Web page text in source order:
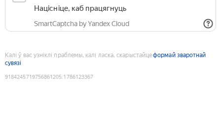
Націсніце, каб працягнуць
SmartCaptcha by Yandex Cloud
Калі ў вас узніклі праблемы, калі ласка, скарыстайцеформай зваротнай
сувязі
9184245719756861205:1786123367